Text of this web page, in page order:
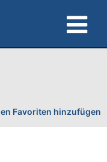
Favoriten hinzufügen